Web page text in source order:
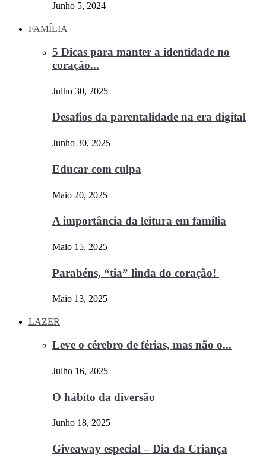
Junho 5, 2024
FAMÍLIA
5 Dicas para manter a identidade no
coração...
Julho 30, 2025
Desafios da parentalidade na era digital
Junho 30, 2025
Educar com culpa
Maio 20, 2025
A importância da leitura em família
Maio 15, 2025
Parabéns, “tia” linda do coração!
Maio 13, 2025
LAZER
Leve o cérebro de férias, mas não o...
Julho 16, 2025
O hábito da diversão
Junho 18, 2025
Giveaway especial – Dia da Criança